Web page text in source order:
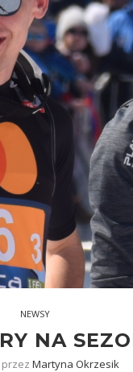
NEWSY
NA
Martyna Okrzesik